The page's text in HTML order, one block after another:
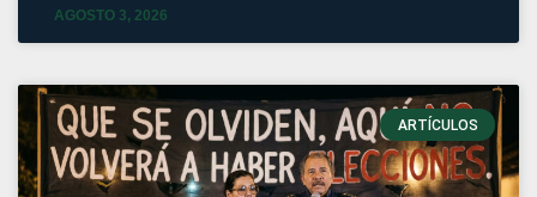
AGOSTO 3, 2026
ARTÍCULOS